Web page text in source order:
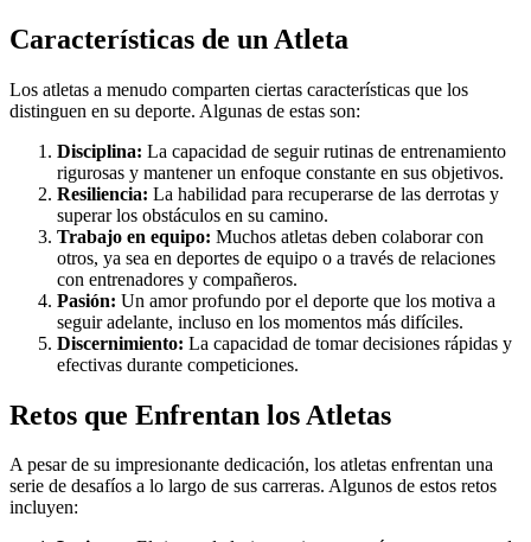
Características de un Atleta
Los atletas a menudo comparten ciertas características que los
distinguen en su deporte. Algunas de estas son:
Disciplina: La capacidad de seguir rutinas de entrenamiento
rigurosas y mantener un enfoque constante en sus objetivos.
Resiliencia: La habilidad para recuperarse de las derrotas y
superar los obstáculos en su camino.
Trabajo en equipo: Muchos atletas deben colaborar con
otros, ya sea en deportes de equipo o a través de relaciones
con entrenadores y compañeros.
Pasión: Un amor profundo por el deporte que los motiva a
seguir adelante, incluso en los momentos más difíciles.
Discernimiento: La capacidad de tomar decisiones rápidas y
efectivas durante competiciones.
Retos que Enfrentan los Atletas
A pesar de su impresionante dedicación, los atletas enfrentan una
serie de desafíos a lo largo de sus carreras. Algunos de estos retos
incluyen: